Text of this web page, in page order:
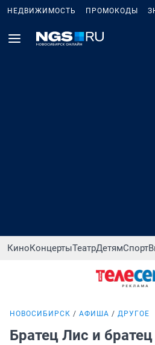
НЕДВИЖИМОСТЬ ПРОМОКОДЫ
КиноКонцертыТеатрДетямСпорт
НОВОСИБИРСК АФИША ДРУГОЕ
Братец Лис и